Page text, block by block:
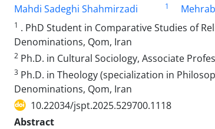
Mahdi Sadeghi Shahmirzadi
1
1 . PhD Student in Comparative Studies of
Denominations, Qom, Iran
2 Ph.D. in Cultural Sociology, Associate
3 Ph.D. in Theology (specialization in
Denominations, Qom, Iran
10.22034/jspt.2025.529700.1118
Abstract